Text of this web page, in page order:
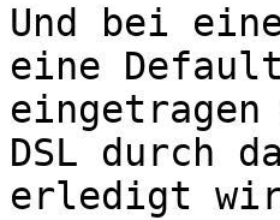
Und bei
eine
DSL durch
erledigt